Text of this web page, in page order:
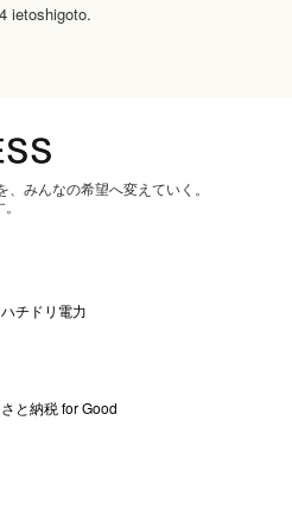
ietoshigoto.
、みんなの希望へ変えていく。
ハチドリ電力
と納税 for Good